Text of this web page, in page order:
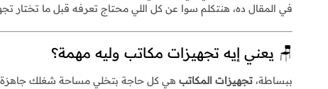
في المقال ده، هنتكلم سوا عن كل اللي محتاج تعرفه قبل ما تختار
🪑 يعني إيه تجهيزات مكاتب وليه مهمة؟
ببساطة، تجهيزات المكاتب هي كل حاجة بتخلي مساحة شغلك جاهزة